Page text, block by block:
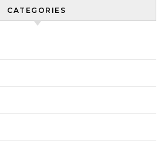
CATEGORIES